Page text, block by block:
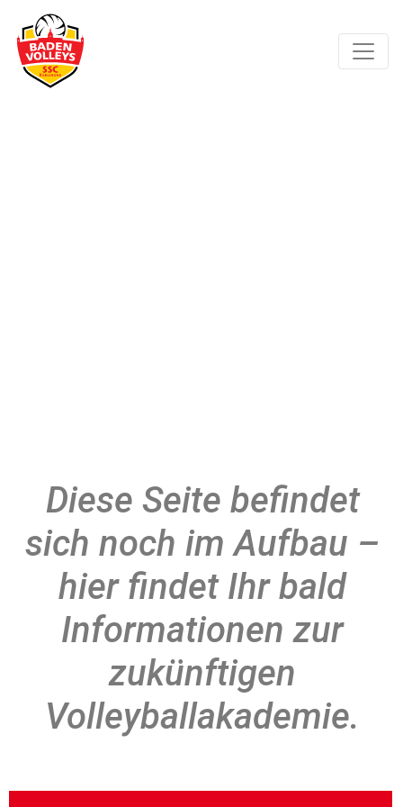
Diese Seite befindet
sich noch im Aufbau –
hier findet Ihr bald
Informationen zur
zukünftigen
Volleyballakademie.